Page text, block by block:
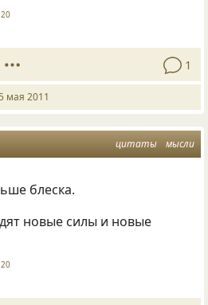
20
1
мая 2011
цитаты мысли
блеска.
новые силы и новые
20